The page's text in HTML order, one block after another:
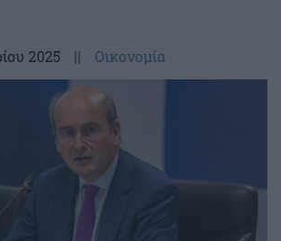
2025 || Οικονομία